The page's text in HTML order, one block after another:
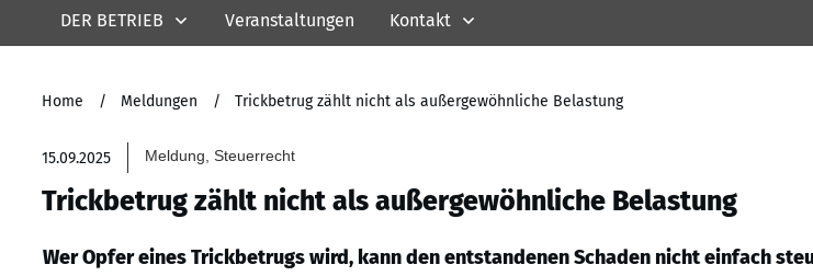
DER BETRIEB Veranstaltungen Kontakt
Home / Meldungen / Trickbetrug zählt nicht als außergewöhnliche Belastung
15.09.2025 Meldung, Steuerrecht
Trickbetrug zählt nicht als außergewöhnliche Belastung
Wer Opfer eines Trickbetrugs wird, kann den entstandenen Schaden nicht einfach